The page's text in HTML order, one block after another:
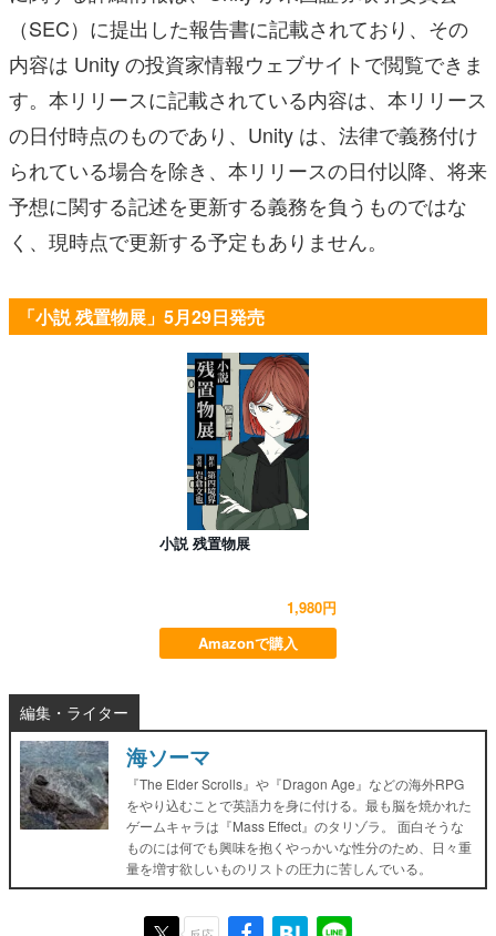
（SEC）に提出した報告書に記載されており、その
内容は Unity の投資家情報ウェブサイトで閲覧できま
す。本リリースに記載されている内容は、本リリース
の日付時点のものであり、Unity は、法律で義務付け
られている場合を除き、本リリースの日付以降、将来
予想に関する記述を更新する義務を負うものではな
く、現時点で更新する予定もありません。
「小説 残置物展」5月29日発売
小説 残置物展
1,980円
Amazonで購入
編集・ライター
海ソーマ
『The Elder Scrolls』や『Dragon Age』などの海外RPG
をやり込むことで英語力を身に付ける。最も脳を焼かれた
ゲームキャラは『Mass Effect』のタリゾラ。 面白そうな
ものには何でも興味を抱くやっかいな性分のため、日々重
量を増す欲しいものリストの圧力に苦しんでいる。